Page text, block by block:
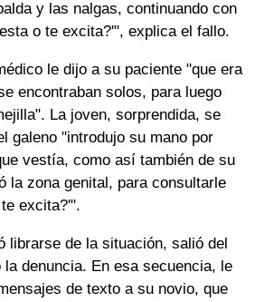
y las nalgas, continuando con
o te excita?'", explica el fallo.
le dijo a su paciente "que era
encontraban solos, para luego
La joven, sorprendida, se
galeno "introdujo su mano por
vestía, como así también de su
la zona genital, para consultarle
excita?'".
librarse de la situación, salió del
denuncia. En esa secuencia, le
de texto a su novio, que